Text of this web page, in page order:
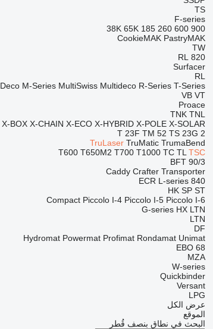
TS
F-series
38K 65K 185 260 600 900
CookieMAK PastryMAK
TW
820
RL
Surfacer
RL
Deco M-Series MultiSwiss Multideco R-Series T-Series
VB VT
Proace
TNK TNL
X-BOX X-CHAIN X-ECO X-HYBRID X-POLE X-SOLAR
T 23F TM 52 TS 23G 2
TruLaser TruMatic TrumaBend
T600 T650M2 T700 T1000 TC TL TSC
BFT 90/3
Caddy Crafter Transporter
840
ECR L-series
HK SP ST
Compact Piccolo I-4 Piccolo I-5 Piccolo I-6
G-series HX LTN
LTN
DF
Hydromat Powermat Profimat Rondamat Unimat
EBO 68
MZA
W-series
Quickbinder
Versant
LPG
عرض الكل
الموقع
البحث في نطاق بنصف قُطر